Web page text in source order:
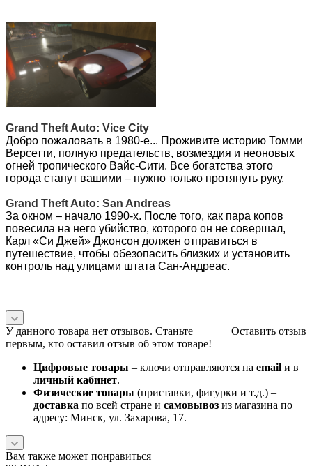
Версетти, полную предательств, возмездия и неоновых
огней тропического Вайс-Сити. Все богатства этого
города станут вашими – нужно только протянуть руку.
Grand Theft Auto: San Andreas
За окном – начало 1990-х. После того, как пара копов
повесила на него убийство, которого он не совершал,
Карл «Си Джей» Джонсон должен отправиться в
путешествие, чтобы обезопасить близких и установить
контроль над улицами штата Сан-Андреас.
У данного товара нет отзывов. Станьте
первым, кто оставил отзыв об этом товаре!
Цифровые товары– ключи отправляются наemailи в
личный кабинет.
Физические товары(приставки, фигурки и т.д.) –
доставкапо всей стране исамовывозиз магазина по
Вам также может понравиться
99BYN/шт
Варианты цен
BYN/шт
Подробности
Нет в наличии
Под заказ
Характеристики
Цена действительна только для интернет-магазина и может
отличаться от цен в розничных магазинах
Все товары категории
Все товары бренда Sony Playstation